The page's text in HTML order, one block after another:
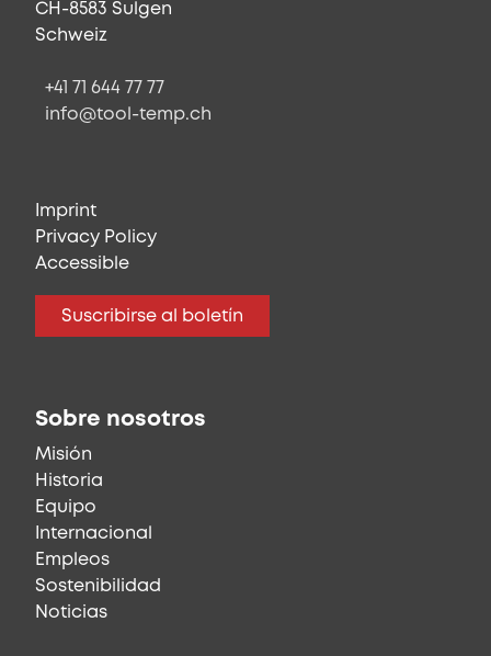
CH-8583 Sulgen
Schweiz
+41 71 644 77 77
info@tool-temp.ch
Imprint
Privacy Policy
Accessible
Suscribirse al boletín
Sobre nosotros
Misión
Historia
Equipo
Internacional
Empleos
Sostenibilidad
Noticias